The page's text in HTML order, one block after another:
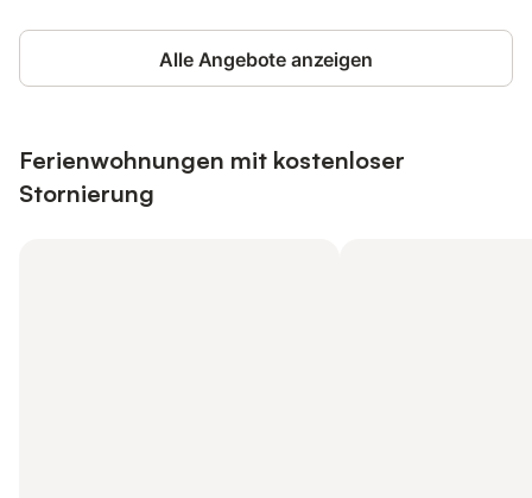
Alle Angebote anzeigen
Ferienwohnungen mit kostenloser
Stornierung